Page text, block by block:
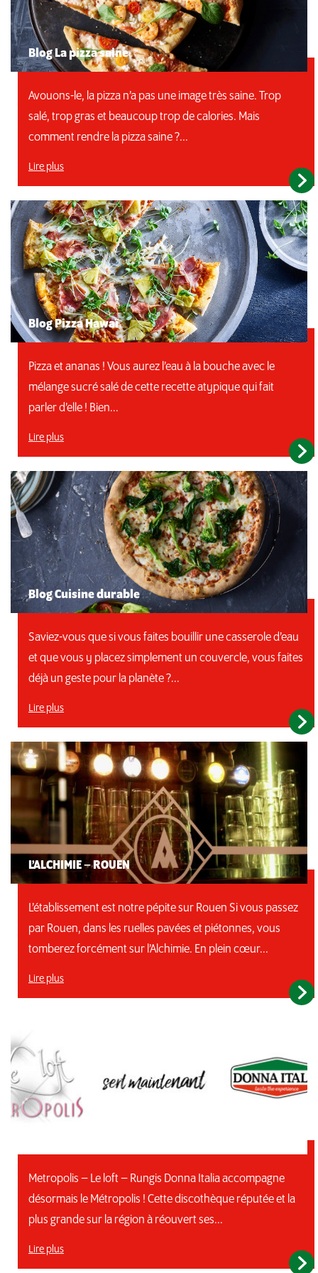
Blog La pizza saine
Avouons-le, la pizza n’a pas une image très saine. Trop
salé, trop gras et beaucoup trop de calories. Mais
comment rendre la pizza saine ?...
Lire plus
Blog Pizza Hawaï
Pizza et ananas ! Vous aurez l’eau à la bouche avec le
mélange sucré salé de cette recette atypique qui fait
parler d’elle ! Bien...
Lire plus
Blog Cuisine durable
Saviez-vous que si vous faites bouillir une casserole d’eau
et que vous y placez simplement un couvercle, vous faites
déjà un geste pour la planète ?...
Lire plus
L’ALCHIMIE – ROUEN
L’établissement est notre pépite sur Rouen Si vous passez
par Rouen, dans les ruelles pavées et piétonnes, vous
tomberez forcément sur l’Alchimie. En plein cœur...
Lire plus
Metropolis – Le loft – Rungis Donna Italia accompagne
désormais le Métropolis ! Cette discothèque réputée et la
plus grande sur la région à réouvert ses...
Lire plus